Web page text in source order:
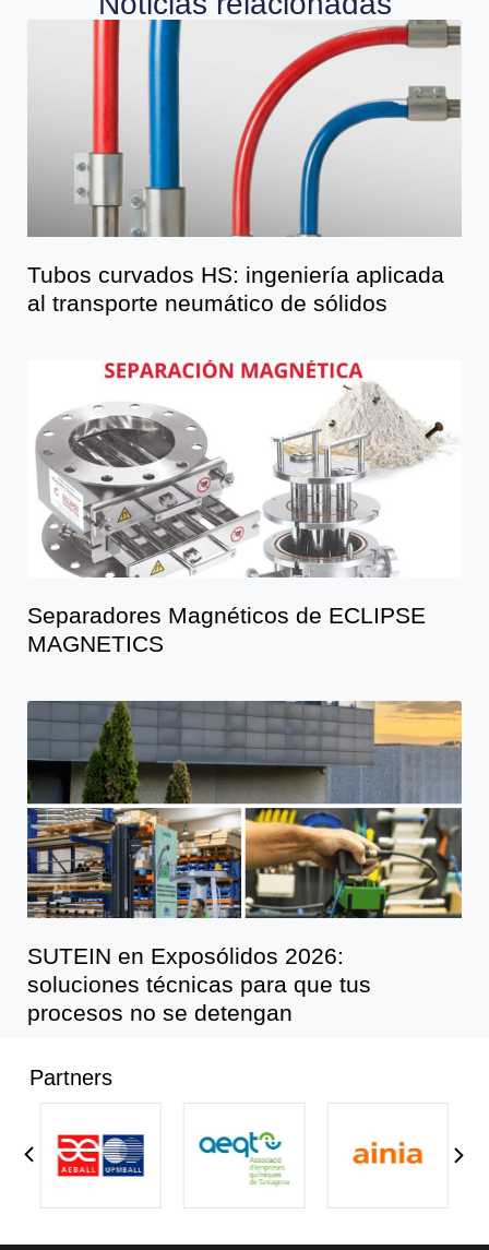
Tubos curvados HS: ingeniería aplicada
al transporte neumático de sólidos
Separadores Magnéticos de ECLIPSE
MAGNETICS
SUTEIN en Exposólidos 2026:
soluciones técnicas para que tus
procesos no se detengan
Partners